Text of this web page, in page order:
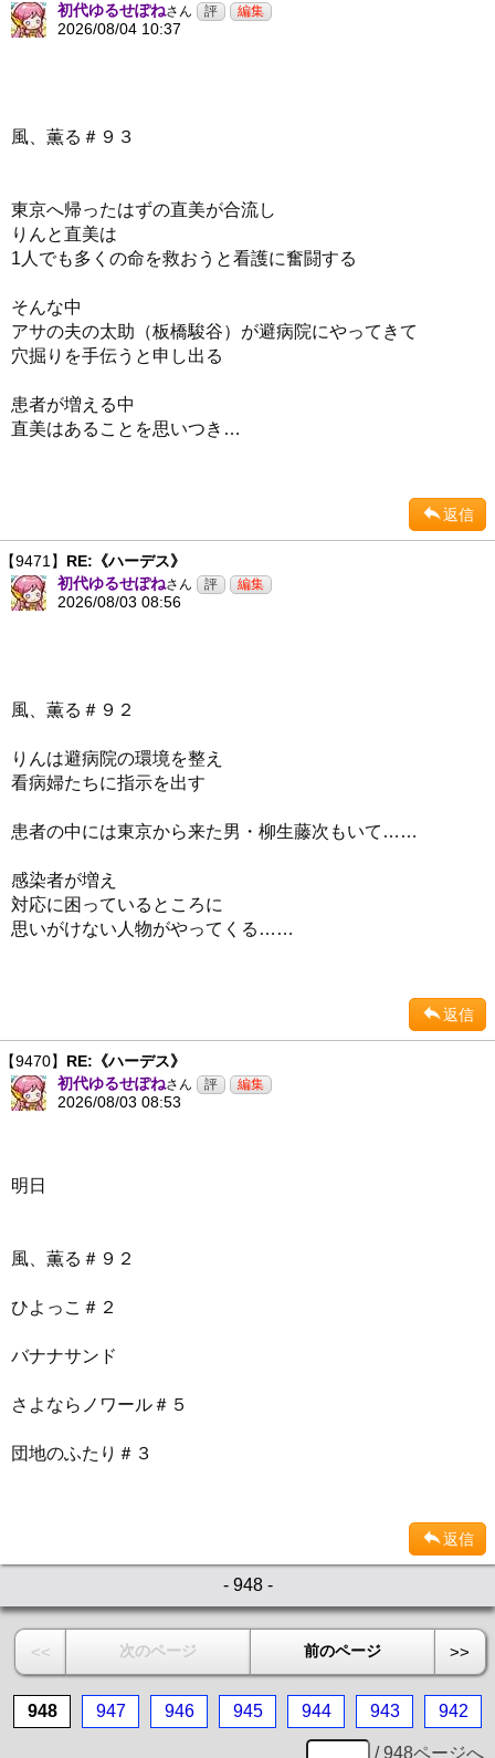
初代ゆるせぽねさん
2026/08/04 10:37
風、薫る＃９３
東京へ帰ったはずの直美が合流し
りんと直美は
1人でも多くの命を救おうと看護に奮闘する
そんな中
アサの夫の太助（板橋駿谷）が避病院にやってきて
穴掘りを手伝うと申し出る
患者が増える中
直美はあることを思いつき…
返信
【9471】 RE:《ハーデス》
初代ゆるせぽねさん
2026/08/03 08:56
風、薫る＃９２
りんは避病院の環境を整え
看病婦たちに指示を出す
患者の中には東京から来た男・柳生藤次もいて……
感染者が増え
対応に困っているところに
思いがけない人物がやってくる……
返信
【9470】 RE:《ハーデス》
初代ゆるせぽねさん
2026/08/03 08:53
明日
風、薫る＃９２
ひよっこ＃２
バナナサンド
さよならノワール＃５
団地のふたり＃３
返信
- 948 -
<< 次のページ 前のページ >>
948 947 946 945 944 943 942
/ 948ページへ